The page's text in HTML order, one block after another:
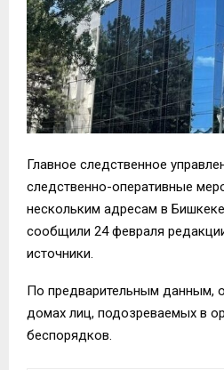
Главное следственное
следственно-оперативные
нескольким адресам в
сообщили 24 февраля
источники.
По предварительным данным,
домах лиц, подозреваемых в
беспорядков.